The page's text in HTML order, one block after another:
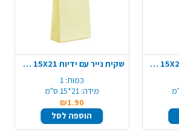
שקית נייר עם ידיות 15X21 ס"מ - סגול
שקית נייר עם ידיות 15X21 ס"מ - צהוב
כמות: 1
מידה: 21*15 ס"מ
₪1.90
הוספה לסל